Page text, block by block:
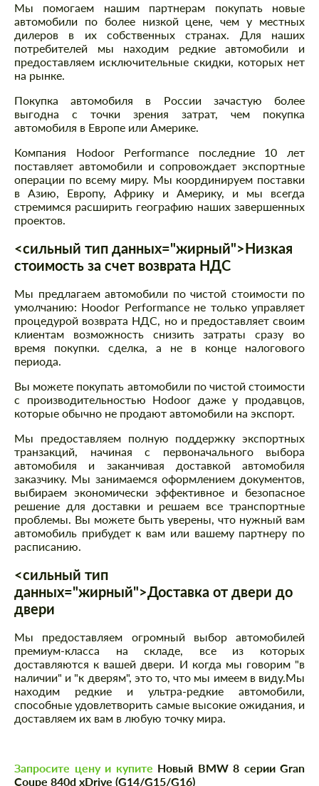
Мы помогаем нашим партнерам покупать новые
автомобили по более низкой цене, чем у местных
дилеров в их собственных странах. Для наших
потребителей мы находим редкие автомобили и
предоставляем исключительные скидки, которых нет
на рынке.
Покупка автомобиля в России зачастую более
выгодна с точки зрения затрат, чем покупка
автомобиля в Европе или Америке.
Компания Hodoor Performance последние 10 лет
поставляет автомобили и сопровождает экспортные
операции по всему миру. Мы координируем поставки
в Азию, Европу, Африку и Америку, и мы всегда
стремимся расширить географию наших завершенных
проектов.
<сильный тип данных="жирный">Низкая
стоимость за счет возврата НДС
Мы предлагаем автомобили по чистой стоимости по
умолчанию: Hoodor Performance не только управляет
процедурой возврата НДС, но и предоставляет своим
клиентам возможность снизить затраты сразу во
время покупки. сделка, а не в конце налогового
периода.
Вы можете покупать автомобили по чистой стоимости
с производительностью Hodoor даже у продавцов,
которые обычно не продают автомобили на экспорт.
Мы предоставляем полную поддержку экспортных
транзакций, начиная с первоначального выбора
автомобиля и заканчивая доставкой автомобиля
заказчику. Мы занимаемся оформлением документов,
выбираем экономически эффективное и безопасное
решение для доставки и решаем все транспортные
проблемы. Вы можете быть уверены, что нужный вам
автомобиль прибудет к вам или вашему партнеру по
расписанию.
<сильный тип
данных="жирный">Доставка от двери до
двери
Мы предоставляем огромный выбор автомобилей
премиум-класса на складе, все из которых
доставляются к вашей двери. И когда мы говорим "в
наличии" и "к дверям", это то, что мы имеем в виду.Мы
находим редкие и ультра-редкие автомобили,
способные удовлетворить самые высокие ожидания, и
доставляем их вам в любую точку мира.
Запросите цену и купите Новый BMW 8 серии Gran
Coupe 840d xDrive (G14/G15/G16)